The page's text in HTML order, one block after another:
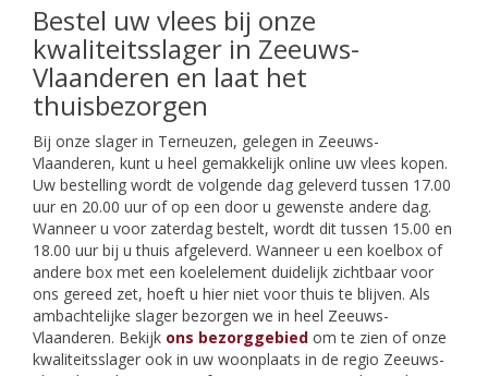
Bestel uw vlees bij onze
kwaliteitsslager in Zeeuws-
Vlaanderen en laat het
thuisbezorgen
Bij onze slager in Terneuzen, gelegen in Zeeuws-
Vlaanderen, kunt u heel gemakkelijk online uw vlees kopen.
Uw bestelling wordt de volgende dag geleverd tussen 17.00
uur en 20.00 uur of op een door u gewenste andere dag.
Wanneer u voor zaterdag bestelt, wordt dit tussen 15.00 en
18.00 uur bij u thuis afgeleverd. Wanneer u een koelbox of
andere box met een koelelement duidelijk zichtbaar voor
ons gereed zet, hoeft u hier niet voor thuis te blijven. Als
ambachtelijke slager bezorgen we in heel Zeeuws-
Vlaanderen. Bekijk ons bezorggebied om te zien of onze
kwaliteitsslager ook in uw woonplaats in de regio Zeeuws-